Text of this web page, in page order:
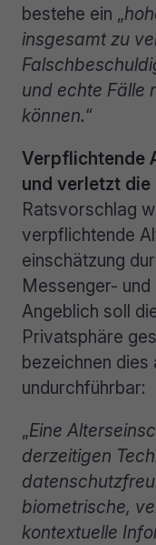
bestehe ein „
insgesamt zu
und echte Fälle
können.“
Verpflichtende
und verletzt
Ratsvorschlag
verpflichtende
einschätzung
Messenger-
Angeblich soll
Privatsphäre
bezeichnen dies
undurchführbar:
„Eine
derzeitigen
biometrische,
kontextuelle